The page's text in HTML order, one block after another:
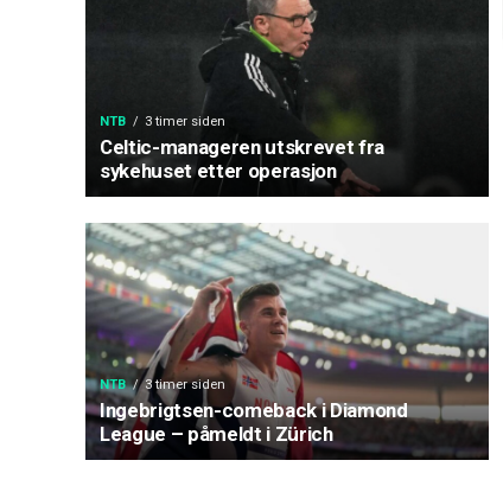
NTB 3 timer siden
Celtic-manageren utskrevet fra
sykehuset etter operasjon
NTB 3 timer siden
Ingebrigtsen-comeback i Diamond
League – påmeldt i Zürich